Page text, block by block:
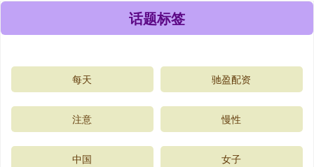
话题标签
每天 驰盈配资
注意 慢性
中国 女子